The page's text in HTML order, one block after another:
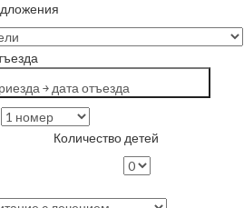
￫ дата отъезда
Количество детей